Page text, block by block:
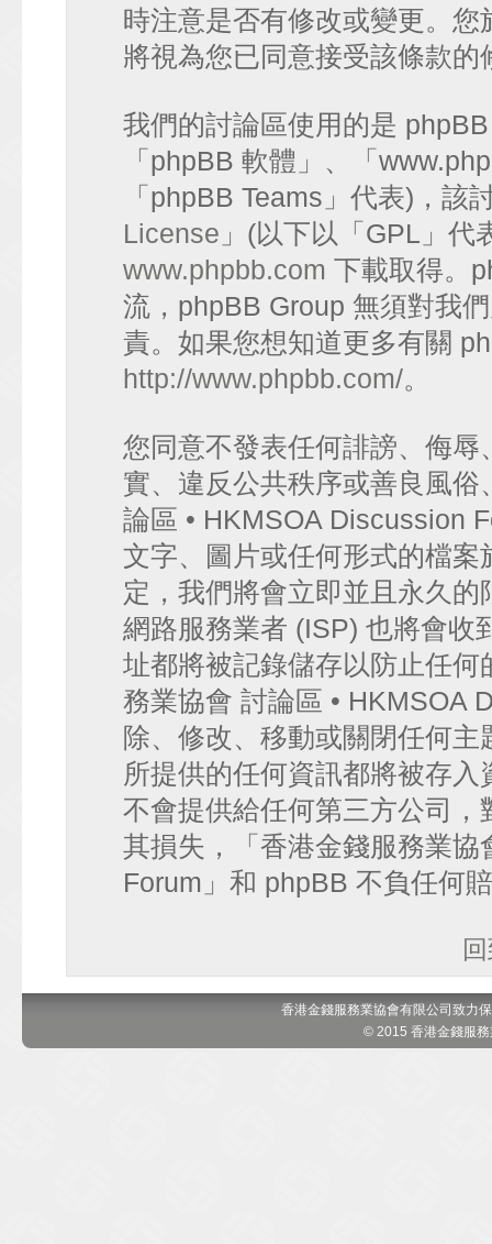
時注意是否有修改或變更。
將視為您已同意接受該條款的
我們的討論區使用的是
「phpBB 軟體」、「
「phpBB Teams」代表)，該
License 」(以下以「GPL」代
www.phpbb.com 下載取得。
流，phpBB Group 無須對我
責。如果您想知道更多有關
http://www.phpbb.com/。
您同意不發表任何誹謗、侮
實、違反公共秩序或善良風
論區 • HKMSOA Discussion
文字、圖片或任何形式的檔
定，我們將會立即並且永久
網路服務業者 (ISP) 也將會收
址都將被記錄儲存以防止任
務業協會 討論區 • HKMSOA
除、修改、移動或關閉任何
所提供的任何資訊都將被存
不會提供給任何第三方公司
其損失，「香港金錢服務業
Forum」和 phpBB 不負任何
香港金錢服務業協會有限公司致力
© 2015 香港金錢服